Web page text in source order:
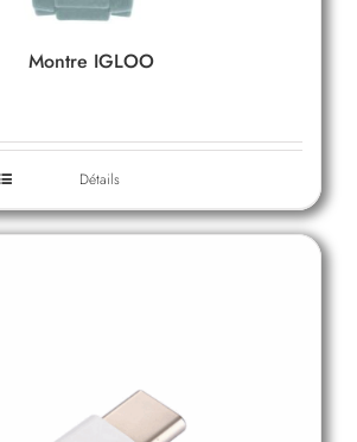
Montre IGLOO
Détails